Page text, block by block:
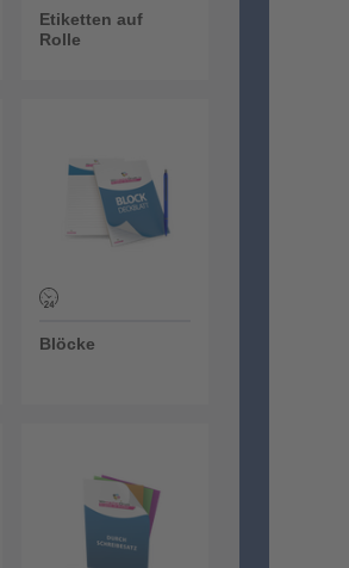
Etiketten auf
Rolle
Blöcke